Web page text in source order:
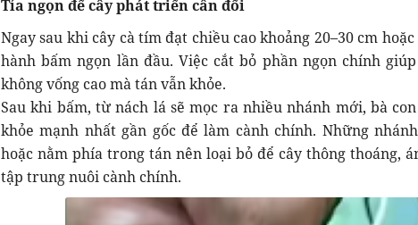
Tỉa ngọn để cây phát triển cân đối
Ngay sau khi cây cà tím đạt chiều cao khoảng 20–30 cm
hành bấm ngọn lần đầu. Việc cắt bỏ phần ngọn chính
không vống cao mà tán vẫn khỏe.
Sau khi bấm, từ nách lá sẽ mọc ra nhiều nhánh mới, bà
khỏe mạnh nhất gần gốc để làm cành chính. Những
hoặc nằm phía trong tán nên loại bỏ để cây thông thoáng,
tập trung nuôi cành chính.